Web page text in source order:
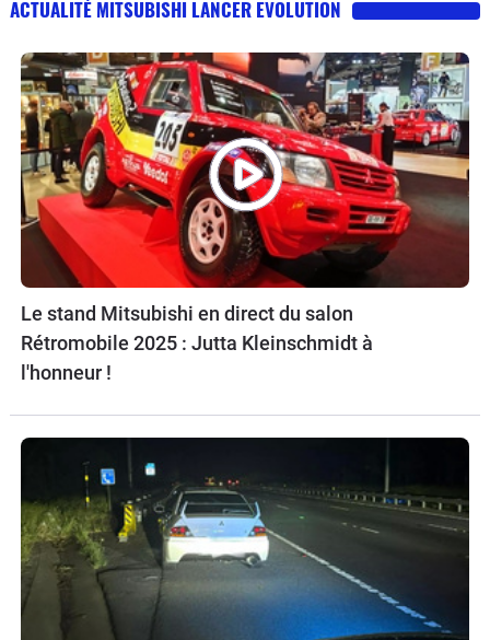
ACTUALITÉ MITSUBISHI LANCER EVOLUTION
Le stand Mitsubishi en direct du salon
Rétromobile 2025 : Jutta Kleinschmidt à
l'honneur !